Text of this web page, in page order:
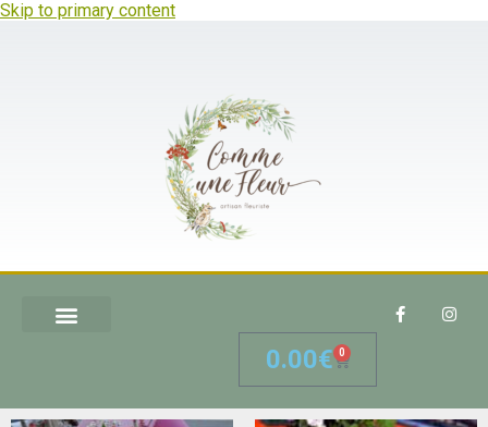
Skip to primary content
0.00€ 0